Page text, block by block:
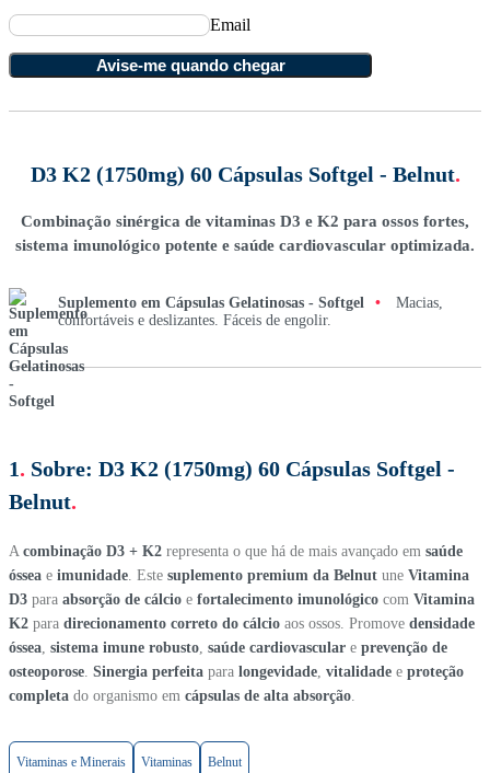
Email
Avise-me quando chegar
D3 K2 (1750mg) 60 Cápsulas Softgel - Belnut.
Combinação sinérgica de vitaminas D3 e K2 para ossos fortes,
sistema imunológico potente e saúde cardiovascular optimizada.
Suplemento em Cápsulas Gelatinosas - Softgel •
Macias,
confortáveis e deslizantes. Fáceis de engolir.
1. Sobre: D3 K2 (1750mg) 60 Cápsulas Softgel -
Belnut.
A combinação D3 + K2 representa o que há de mais avançado em saúde
óssea e imunidade . Este suplemento premium da Belnut une Vitamina
D3 para absorção de cálcio e fortalecimento imunológico com Vitamina
K2 para direcionamento correto do cálcio aos ossos. Promove densidade
óssea sistema imune robusto saúde cardiovascular e prevenção de
osteoporose Sinergia perfeita para longevidade vitalidade e proteção
completa do organismo em cápsulas de alta absorção
Vitaminas e Minerais Vitaminas Belnut